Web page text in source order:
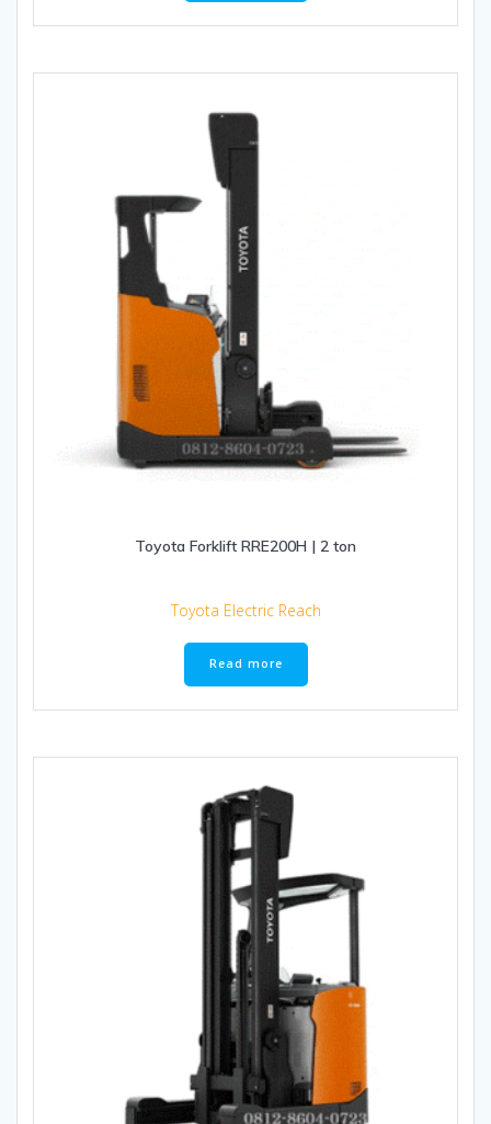
Toyota Forklift RRE200H | 2 ton
Toyota Electric Reach
Read more